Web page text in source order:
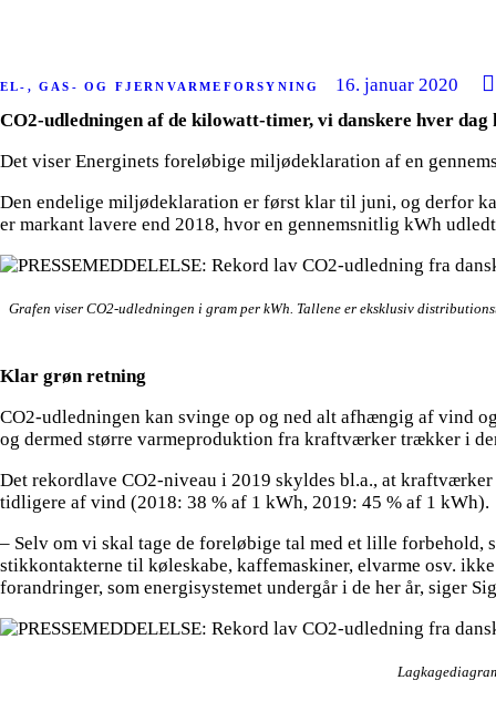
EL-, GAS- OG FJERNVARMEFORSYNING
16. januar 2020
CO2-udledningen af de kilowatt-timer, vi danskere hver
Det viser Energinets foreløbige miljødeklaration af en
Den endelige miljødeklaration er først klar til juni, og derfor
er markant lavere end 2018, hvor en gennemsnitlig kWh
Grafen viser CO2-udledningen i gram per kWh. Tallene er eksklusiv
Klar grøn retning
CO2-udledningen kan svinge op og ned alt afhængig af vind
og dermed større varmeproduktion fra kraftværker trækker i
Det rekordlave CO2-niveau i 2019 skyldes bl.a., at
tidligere af vind (2018: 38 % af 1 kWh, 2019: 45 % af 1 kWh).
– Selv om vi skal tage de foreløbige tal med et lille forbehold,
stikkontakterne til køleskabe, kaffemaskiner, elvarme osv.
forandringer, som energisystemet undergår i de her år, siger